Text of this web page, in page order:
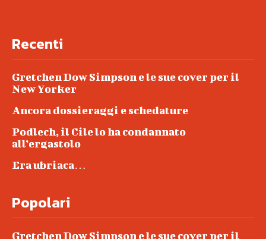
Recenti
Gretchen Dow Simpson e le sue cover per il
New Yorker
Ancora dossieraggi e schedature
Podlech, il Cile lo ha condannato
all’ergastolo
Era ubriaca…
Popolari
Gretchen Dow Simpson e le sue cover per il